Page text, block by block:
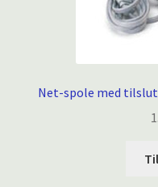
Net-spole med